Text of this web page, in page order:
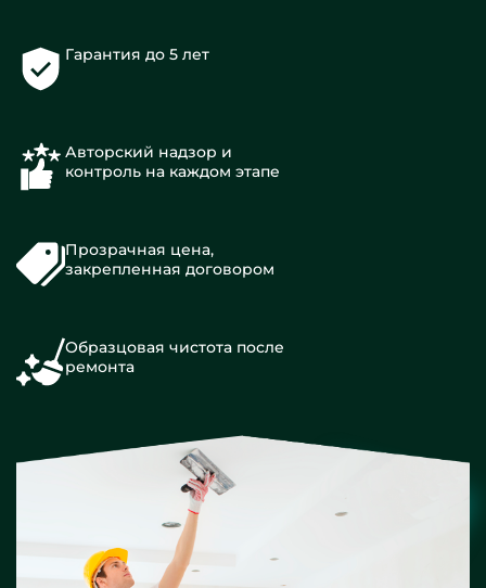
Гарантия до 5 лет
Авторский надзор и
контроль на каждом этапе
Прозрачная цена,
закрепленная договором
Образцовая чистота после
ремонта